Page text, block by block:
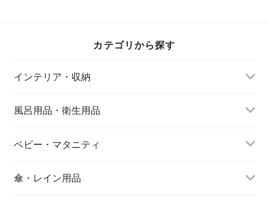
物をハンギング エ
ーグラスのポット
物をハンギング エ
カテゴリから探す
インテリア・収納
風呂用品・衛生用品
ベビー・マタニティ
傘・レイン用品